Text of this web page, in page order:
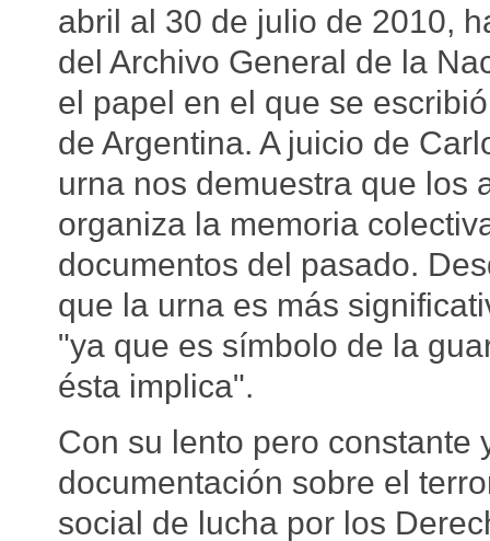
abril al 30 de julio de 2010,
del Archivo General de la
el papel en el que se
de Argentina. A juicio de
urna nos demuestra que los
organiza la memoria
documentos del pasado.
que la urna es más
"ya que es símbolo de la
ésta implica".
Con su lento pero constante
documentación sobre el
social de lucha por los